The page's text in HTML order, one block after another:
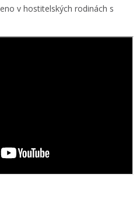
v hostitelských rodinách s